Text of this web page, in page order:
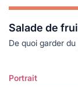
Salade de
De quoi garder
Portrait
Lire plus